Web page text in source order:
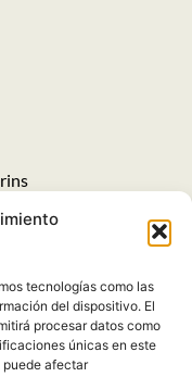
tecnologías como las
del dispositivo. El
procesar datos como
únicas en este
puede afectar